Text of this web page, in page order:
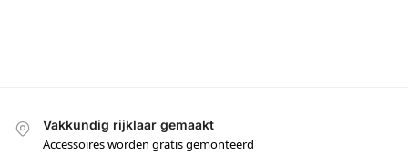
Vakkundig rijklaar gemaakt
Accessoires worden gratis gemonteerd